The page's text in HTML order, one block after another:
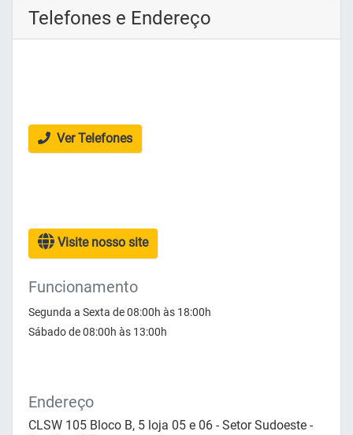
Telefones e Endereço
Ver Telefones
Visite nosso site
Funcionamento
Segunda a Sexta de 08:00h às 18:00h
Sábado de 08:00h às 13:00h
Endereço
CLSW 105 Bloco B, 5 loja 05 e 06 - Setor Sudoeste -